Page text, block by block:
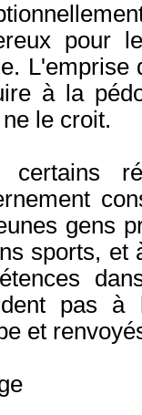
pour
L'emprise
à la
le croit.
certains
gens
sports, et
pas à
et